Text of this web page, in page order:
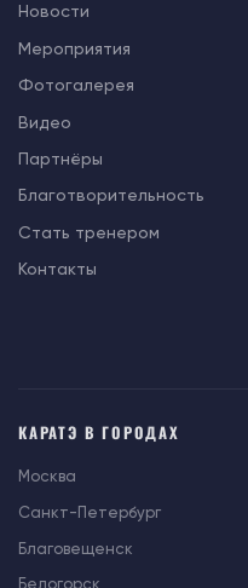
Новости
Мероприятия
Фотогалерея
Видео
Партнёры
Благотворительность
Стать тренером
Контакты
КАРАТЭ В ГОРОДАХ
Москва
Санкт-Петербург
Благовещенск
Белогорск